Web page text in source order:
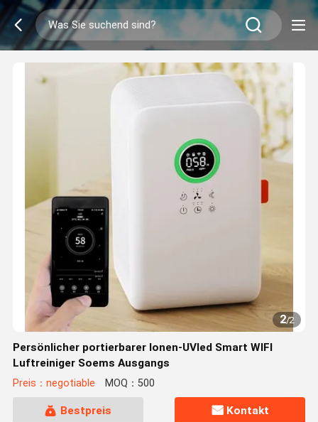
2/2
Persönlicher portierbarer Ionen-UVled Smart WIFI
Luftreiniger Soems Ausgangs
Preis：negotiable MOQ：500
Bestpreis Kontakt